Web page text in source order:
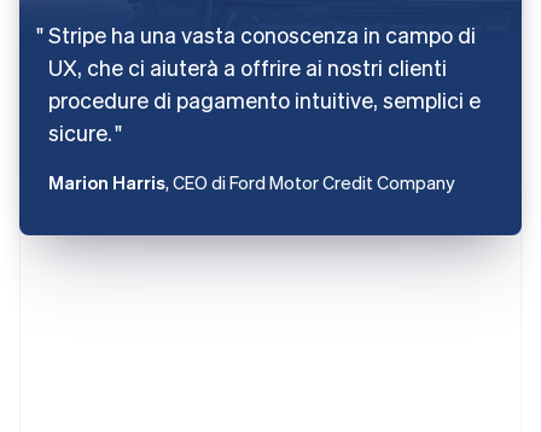
Stripe ha una vasta conoscenza in campo di
UX, che ci aiuterà a offrire ai nostri clienti
procedure di pagamento intuitive, semplici e
sicure.
Marion Harris, CEO di Ford Motor Credit Company